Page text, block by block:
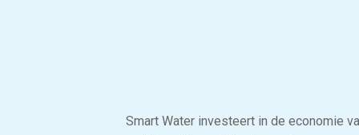
Smart Water investeert in de economie